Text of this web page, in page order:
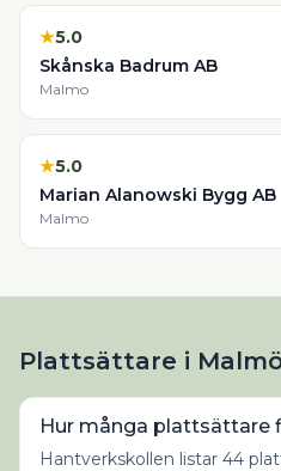
★5.0
Skånska Badrum AB
Malmo
★5.0
Marian Alanowski Bygg AB
Malmo
Plattsättare i
Hur många plattsättare
Hantverkskollen listar 44